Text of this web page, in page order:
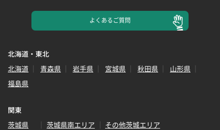
よくあるご質問
北海道・東北
北海道
青森県 岩手県 宮城県 秋田県
山形県
福島県
関東
茨城県
茨城県南エリア
その他茨城エリア